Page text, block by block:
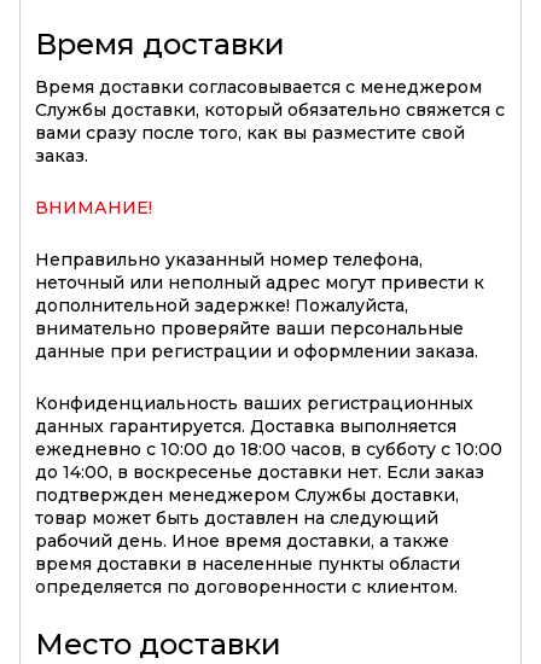
Время доставки
Время доставки согласовывается с менеджером
Службы доставки, который обязательно свяжется с
вами сразу после того, как вы разместите свой
заказ.
ВНИМАНИЕ!
Неправильно указанный номер телефона,
неточный или неполный адрес могут привести к
дополнительной задержке! Пожалуйста,
внимательно проверяйте ваши персональные
данные при регистрации и оформлении заказа.
Конфиденциальность ваших регистрационных
данных гарантируется. Доставка выполняется
ежедневно с 10:00 до 18:00 часов, в субботу с 10:00
до 14:00, в воскресенье доставки нет. Если заказ
подтвержден менеджером Службы доставки,
товар может быть доставлен на следующий
рабочий день. Иное время доставки, а также
время доставки в населенные пункты области
определяется по договоренности с клиентом.
Место доставки